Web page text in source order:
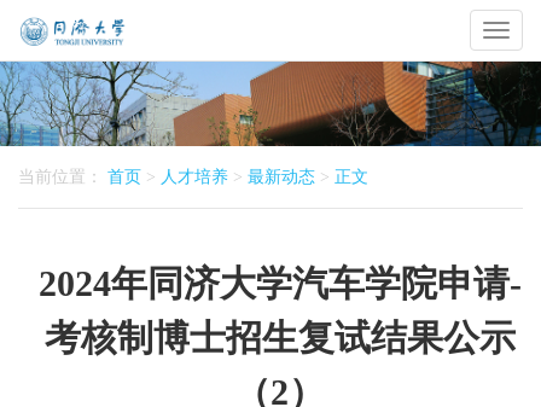
Toggle
当前位置： 首页 > 人才培养 > 最新动态 > 正文
2024年同济大学汽车学院申请-
考核制博士招生复试结果公示
（2）